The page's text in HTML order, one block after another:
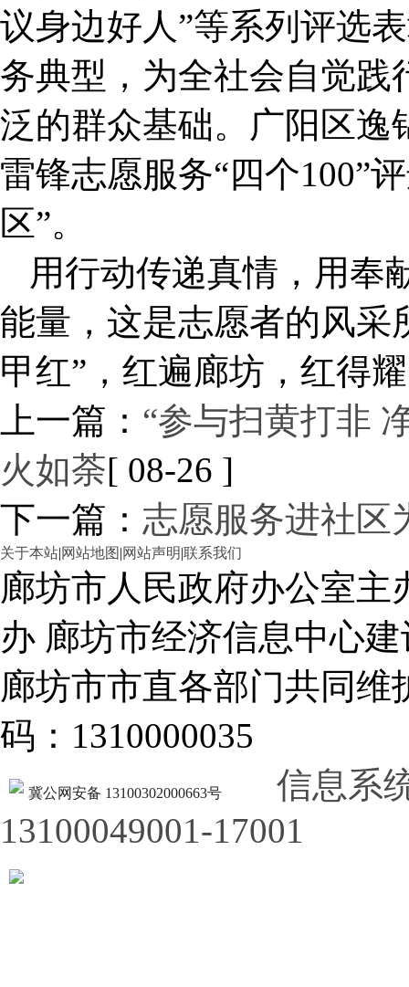
议身边好人”等系列评选
务典型，为全社会自觉践
泛的群众基础。广阳区逸
雷锋志愿服务“四个100”
区”。
用行动传递真情，用奉
能量，这是志愿者的风采
甲红”，红遍廊坊，红得
上一篇： “参与扫黄打非
火如荼[ 08-26 ]
下一篇： 志愿服务进社区
关于本站|网站地图 |网站声明|联系我们
廊坊市人民政府办公室
办 廊坊市经济信息中心建
廊坊市市直各部门共同
码：1310000035
冀公网安备 13100302000663号
信息系
13100049001-17001